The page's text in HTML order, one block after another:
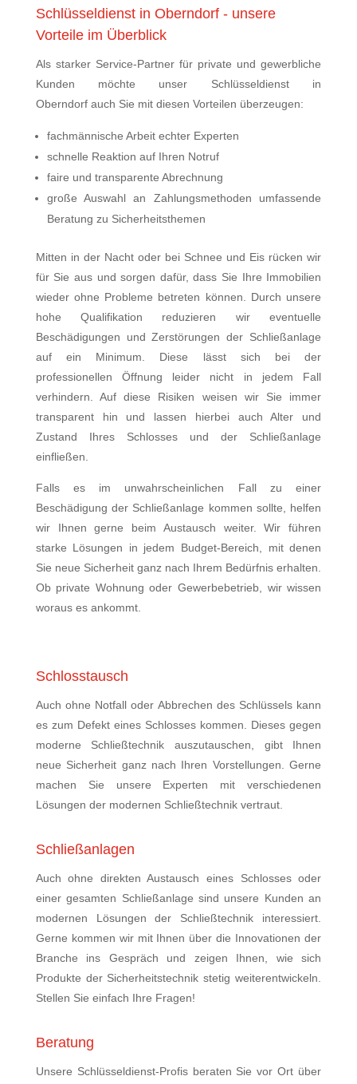
Schlüsseldienst in Oberndorf - unsere
Vorteile im Überblick
Als starker Service-Partner für private und gewerbliche
Kunden möchte unser Schlüsseldienst in
Oberndorf auch Sie mit diesen Vorteilen überzeugen:
fachmännische Arbeit echter Experten
schnelle Reaktion auf Ihren Notruf
faire und transparente Abrechnung
große Auswahl an Zahlungsmethoden umfassende
Beratung zu Sicherheitsthemen
Mitten in der Nacht oder bei Schnee und Eis rücken wir
für Sie aus und sorgen dafür, dass Sie Ihre Immobilien
wieder ohne Probleme betreten können. Durch unsere
hohe Qualifikation reduzieren wir eventuelle
Beschädigungen und Zerstörungen der Schließanlage
auf ein Minimum. Diese lässt sich bei der
professionellen Öffnung leider nicht in jedem Fall
verhindern. Auf diese Risiken weisen wir Sie immer
transparent hin und lassen hierbei auch Alter und
Zustand Ihres Schlosses und der Schließanlage
einfließen.
Falls es im unwahrscheinlichen Fall zu einer
Beschädigung der Schließanlage kommen sollte, helfen
wir Ihnen gerne beim Austausch weiter. Wir führen
starke Lösungen in jedem Budget-Bereich, mit denen
Sie neue Sicherheit ganz nach Ihrem Bedürfnis erhalten.
Ob private Wohnung oder Gewerbebetrieb, wir wissen
woraus es ankommt.
Schlosstausch
Auch ohne Notfall oder Abbrechen des Schlüssels kann
es zum Defekt eines Schlosses kommen. Dieses gegen
moderne Schließtechnik auszutauschen, gibt Ihnen
neue Sicherheit ganz nach Ihren Vorstellungen. Gerne
machen Sie unsere Experten mit verschiedenen
Lösungen der modernen Schließtechnik vertraut.
Schließanlagen
Auch ohne direkten Austausch eines Schlosses oder
einer gesamten Schließanlage sind unsere Kunden an
modernen Lösungen der Schließtechnik interessiert.
Gerne kommen wir mit Ihnen über die Innovationen der
Branche ins Gespräch und zeigen Ihnen, wie sich
Produkte der Sicherheitstechnik stetig weiterentwickeln.
Stellen Sie einfach Ihre Fragen!
Beratung
Unsere Schlüsseldienst-Profis beraten Sie vor Ort über